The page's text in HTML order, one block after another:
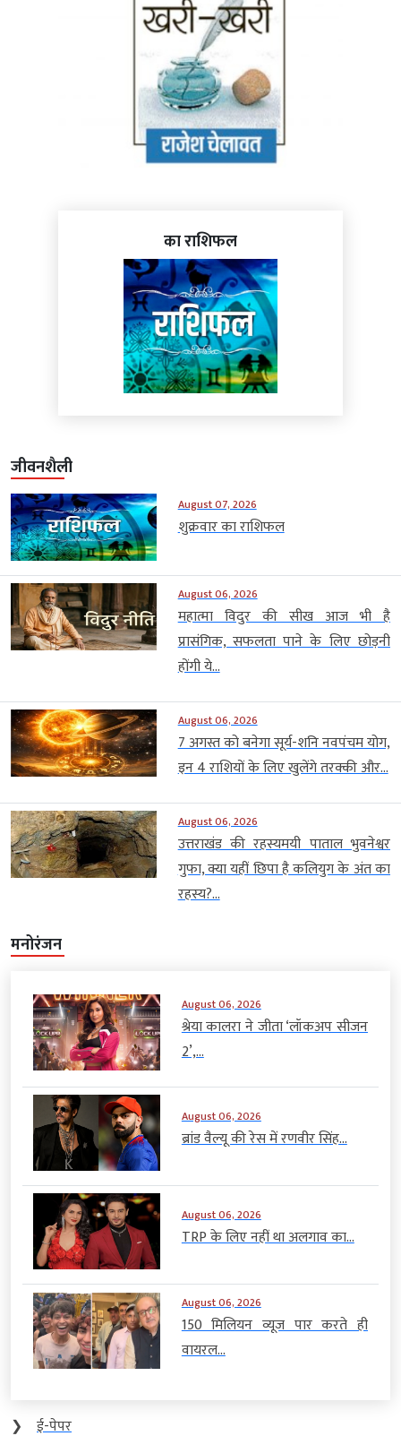
का राशिफल
जीवनशैली
August 07, 2026
शुक्रवार का राशिफल
August 06, 2026
महात्मा विदुर की सीख आज भी है
प्रासंगिक, सफलता पाने के लिए छोड़नी
होंगी ये...
August 06, 2026
7 अगस्त को बनेगा सूर्य-शनि नवपंचम योग,
इन 4 राशियों के लिए खुलेंगे तरक्की और...
August 06, 2026
उत्तराखंड की रहस्यमयी पाताल भुवनेश्वर
गुफा, क्या यहीं छिपा है कलियुग के अंत का
रहस्य?...
मनोरंजन
August 06, 2026
श्रेया कालरा ने जीता ‘लॉकअप सीजन
2’,...
August 06, 2026
ब्रांड वैल्यू की रेस में रणवीर सिंह...
August 06, 2026
TRP के लिए नहीं था अलगाव का...
August 06, 2026
150 मिलियन व्यूज पार करते ही
वायरल...
❯
ई-पेपर